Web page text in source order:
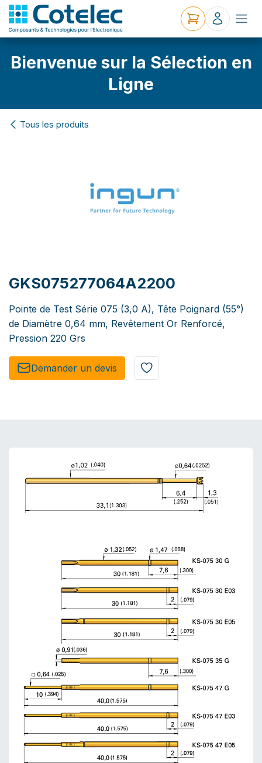
Bienvenue sur la Sélection en
Ligne
Tous les produits
GKS075277064A2200
Pointe de Test Série 075 (3,0 A), Tête Poignard (55°)
de Diamètre 0,64 mm, Revêtement Or Renforcé,
Pression 220 Grs
Demander un de​​vis​​